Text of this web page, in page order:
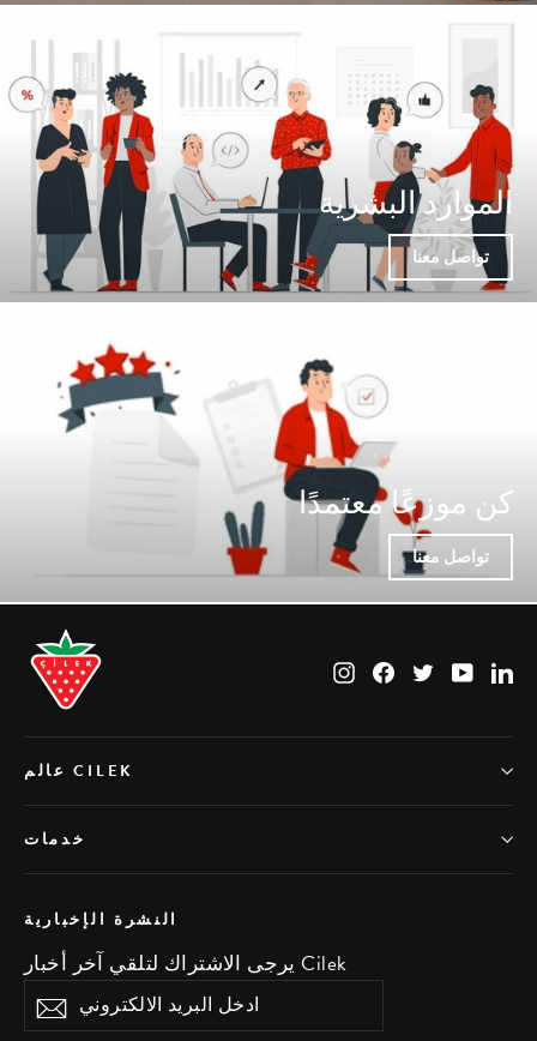
الموارد البشرية
تواصل معنا
كن موزعًا معتمدًا
تواصل معنا
InstagramFacebookTwitter
عالم CILEK
خدمات
النشرة الإخبارية
يرجى الاشتراك لتلقي آخر أخبار Cilek
ادخل
البريد
اشتراك